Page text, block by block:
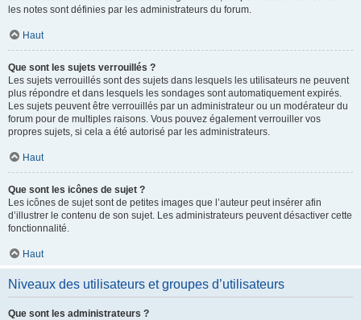
les notes sont définies par les administrateurs du forum.
Haut
Que sont les sujets verrouillés ?
Les sujets verrouillés sont des sujets dans lesquels les utilisateurs ne peuvent
plus répondre et dans lesquels les sondages sont automatiquement expirés.
Les sujets peuvent être verrouillés par un administrateur ou un modérateur du
forum pour de multiples raisons. Vous pouvez également verrouiller vos
propres sujets, si cela a été autorisé par les administrateurs.
Haut
Que sont les icônes de sujet ?
Les icônes de sujet sont de petites images que l’auteur peut insérer afin
d’illustrer le contenu de son sujet. Les administrateurs peuvent désactiver cette
fonctionnalité.
Haut
Niveaux des utilisateurs et groupes d’utilisateurs
Que sont les administrateurs ?